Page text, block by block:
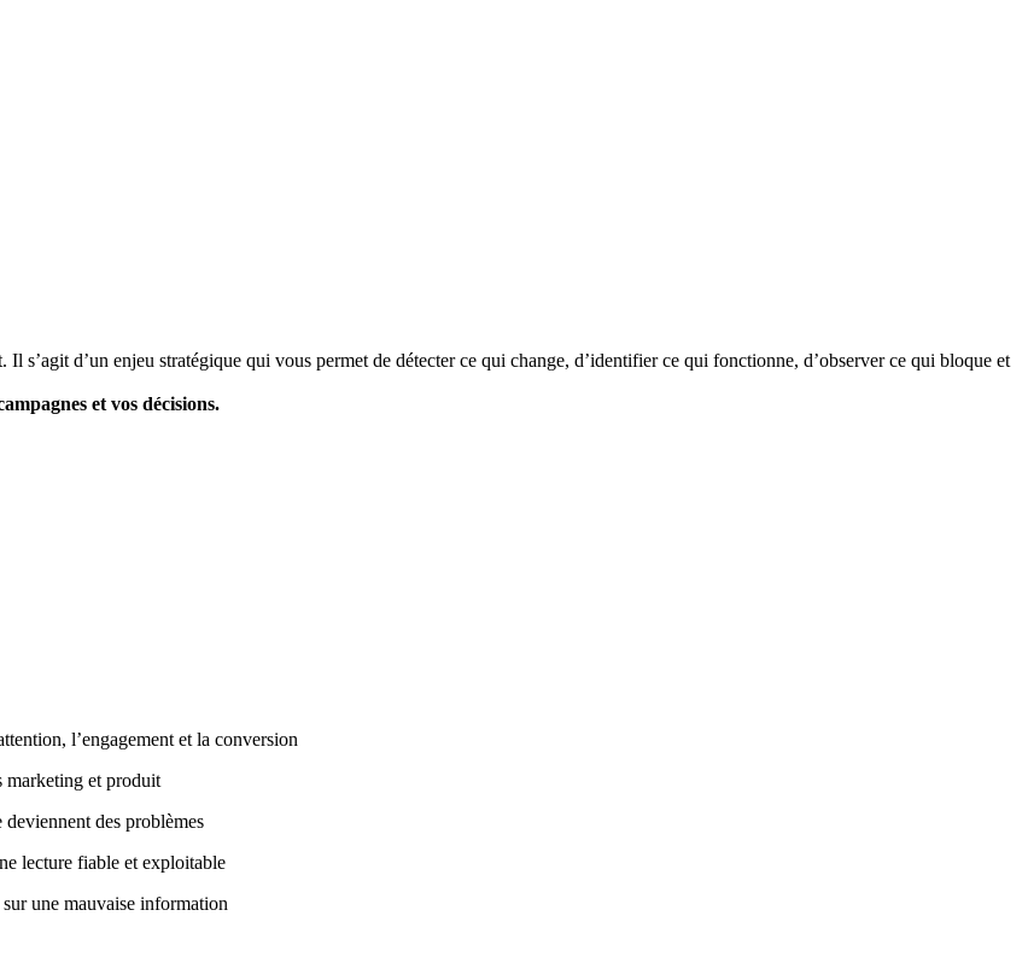
s’agit d’un enjeu stratégique qui vous permet de détecter ce qui change, d’identifier ce qui fonctionne, d’observer ce qui bloque et
et vos décisions.
l’engagement et la conversion
marketing et produit
deviennent des problèmes
lecture fiable et exploitable
une mauvaise information